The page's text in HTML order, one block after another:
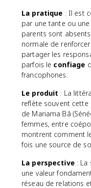
La pratique : Il est
par une tante ou
parents sont
normale de
partager les
parfois le confiage
francophones.
Le produit : La
reflète souvent cette
de Mariama Bâ
femmes, entre
montrent comment
fois une source de
La perspective :
une valeur
réseau de relations